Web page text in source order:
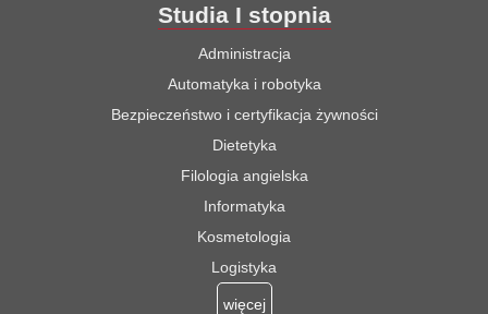
Studia I stopnia
Administracja
Automatyka i robotyka
Bezpieczeństwo i certyfikacja żywności
Dietetyka
Filologia angielska
Informatyka
Kosmetologia
Logistyka
więcej